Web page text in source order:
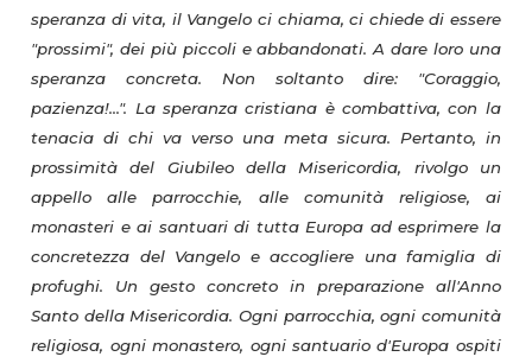
speranza di vita, il Vangelo ci chiama, ci chiede di essere
"prossimi", dei più piccoli e abbandonati. A dare loro una
speranza concreta. Non soltanto dire: "Coraggio,
pazienza!...". La speranza cristiana è combattiva, con la
tenacia di chi va verso una meta sicura. Pertanto, in
prossimità del Giubileo della Misericordia, rivolgo un
appello alle parrocchie, alle comunità religiose, ai
monasteri e ai santuari di tutta Europa ad esprimere la
concretezza del Vangelo e accogliere una famiglia di
profughi. Un gesto concreto in preparazione all'Anno
Santo della Misericordia. Ogni parrocchia, ogni comunità
religiosa, ogni monastero, ogni santuario d'Europa ospiti